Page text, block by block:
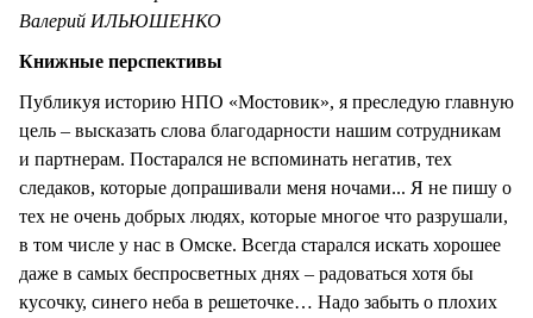
Валерий ИЛЬЮШЕНКО
Книжные перспективы
Публикуя историю НПО «Мостовик», я преследую главную
цель – высказать слова благодарности нашим сотрудникам
и партнерам. Постарался не вспоминать негатив, тех
следаков, которые допрашивали меня ночами... Я не пишу о
тех не очень добрых людях, которые многое что разрушали,
в том числе у нас в Омске. Всегда старался искать хорошее
даже в самых беспросветных днях – радоваться хотя бы
кусочку, синего неба в решеточке… Надо забыть о плохих